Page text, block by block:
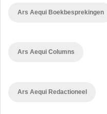
Ars Aequi Boekbesprekingen
Ars Aequi Columns
Ars Aequi Redactioneel